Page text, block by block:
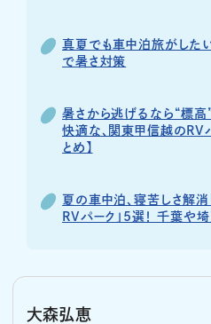
真夏でも車中泊旅がした
で暑さ対策
暑さから逃げるなら“標
快適な、関東甲信越のRV
とめ】
夏の車中泊、寝苦しさ解
RVパーク」5選！ 千葉や
大森弘恵